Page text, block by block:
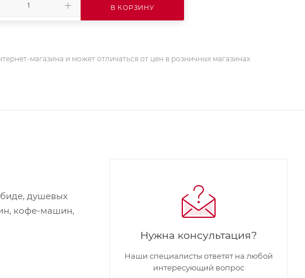
В КОРЗИНУ
магазина и может отличаться от цен в розничных магазинах
душевых
кофе-машин,
Нужна консультация?
Наши специалисты ответят на любой
интересующий вопрос